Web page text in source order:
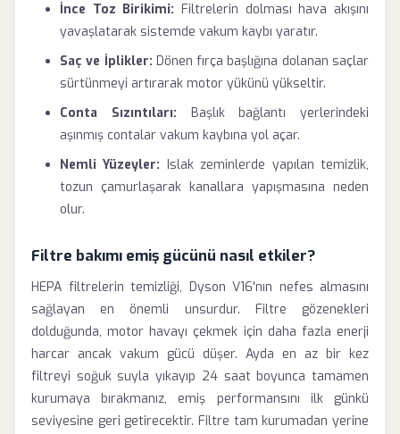
İnce Toz Birikimi: Filtrelerin dolması hava akışını
yavaşlatarak sistemde vakum kaybı yaratır.
Saç ve İplikler: Dönen fırça başlığına dolanan saçlar
sürtünmeyi artırarak motor yükünü yükseltir.
Conta Sızıntıları: Başlık bağlantı yerlerindeki
aşınmış contalar vakum kaybına yol açar.
Nemli Yüzeyler: Islak zeminlerde yapılan temizlik,
tozun çamurlaşarak kanallara yapışmasına neden
olur.
Filtre bakımı emiş gücünü nasıl etkiler?
HEPA filtrelerin temizliği, Dyson V16'nın nefes almasını
sağlayan en önemli unsurdur. Filtre gözenekleri
dolduğunda, motor havayı çekmek için daha fazla enerji
harcar ancak vakum gücü düşer. Ayda en az bir kez
filtreyi soğuk suyla yıkayıp 24 saat boyunca tamamen
kurumaya bırakmanız, emiş performansını ilk günkü
seviyesine geri getirecektir. Filtre tam kurumadan yerine